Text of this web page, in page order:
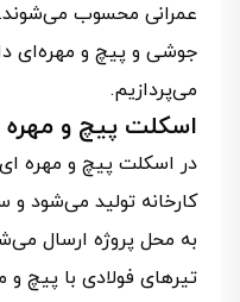
عمرانی محسوب
جوشی و پیچ و مهره‌ای
می‌پردازیم.
اسکلت پیچ و
در اسکلت پیچ و مهره
کارخانه تولید می‌شود
به محل پروژه ارسال
تیرهای فولادی با پیچ